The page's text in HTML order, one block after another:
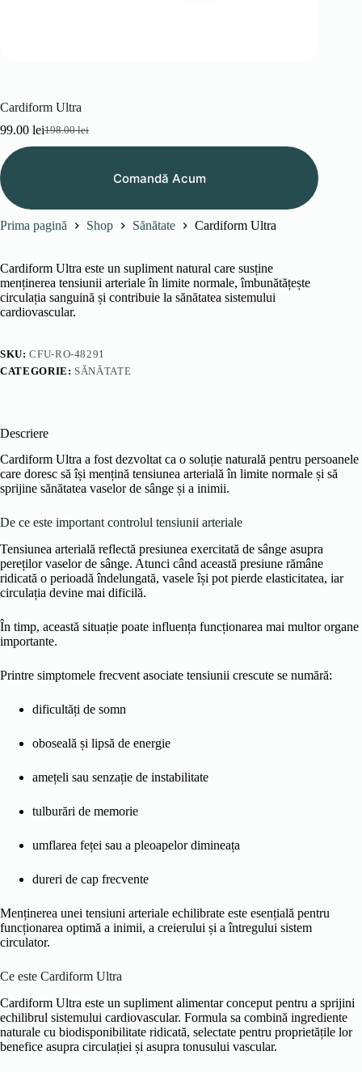
Cardiform Ultra
198.00lei
Prețul
inițial
99.00 leiPrețul
curent
Comandă Acum
Prima pagină Shop Sănătate Cardiform Ultra
Cardiform Ultra este un supliment natural care susține
menținerea tensiunii arteriale în limite normale, îmbunătățește
circulația sanguină și contribuie la sănătatea sistemului
cardiovascular.
SKU:CFU-RO-48291
CATEGORIE: SĂNĂTATE
Descriere
Cardiform Ultra a fost dezvoltat ca o soluție naturală pentru persoanele
care doresc să își mențină tensiunea arterială în limite normale și să
sprijine sănătatea vaselor de sânge și a inimii.
De ce este important controlul tensiunii arteriale
Tensiunea arterială reflectă presiunea exercitată de sânge asupra
pereților vaselor de sânge. Atunci când această presiune rămâne
ridicată o perioadă îndelungată, vasele își pot pierde elasticitatea, iar
circulația devine mai dificilă.
În timp, această situație poate influența funcționarea mai multor organe
importante.
Printre simptomele frecvent asociate tensiunii crescute se numără:
dificultăți de somn
oboseală și lipsă de energie
amețeli sau senzație de instabilitate
tulburări de memorie
umflarea feței sau a pleoapelor dimineața
dureri de cap frecvente
Menținerea unei tensiuni arteriale echilibrate este esențială pentru
funcționarea optimă a inimii, a creierului și a întregului sistem
circulator.
Ce este Cardiform Ultra
Cardiform Ultra este un supliment alimentar conceput pentru a sprijini
echilibrul sistemului cardiovascular. Formula sa combină ingrediente
naturale cu biodisponibilitate ridicată, selectate pentru proprietățile lor
benefice asupra circulației și asupra tonusului vascular.